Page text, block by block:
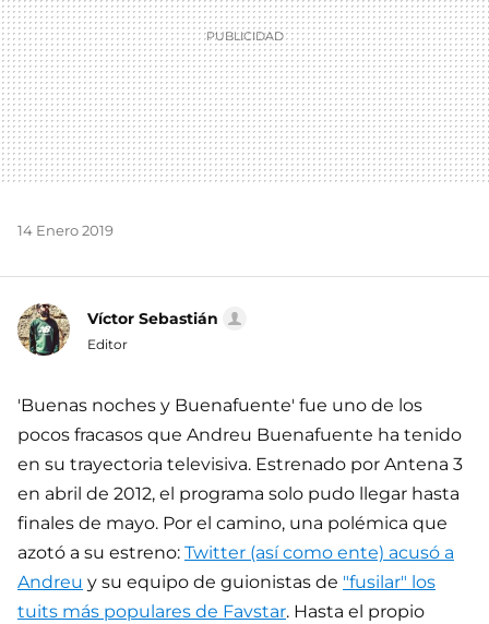
14 Enero 2019
Víctor Sebastián
Editor
'Buenas noches y Buenafuente' fue uno de los
pocos fracasos que Andreu Buenafuente ha tenido
en su trayectoria televisiva. Estrenado por Antena 3
en abril de 2012, el programa solo pudo llegar hasta
finales de mayo. Por el camino, una polémica que
azotó a su estreno: Twitter (así como ente) acusó a
Andreu y su equipo de guionistas de "fusilar" los
tuits más populares de Favstar. Hasta el propio